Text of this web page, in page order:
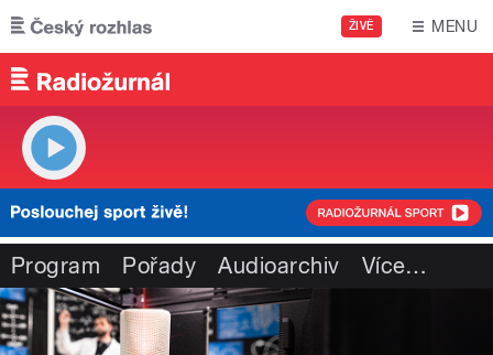
Přejít k hlavnímu obsahu
ŽIVĚ MENU
Program Pořady Audioarchiv Více…